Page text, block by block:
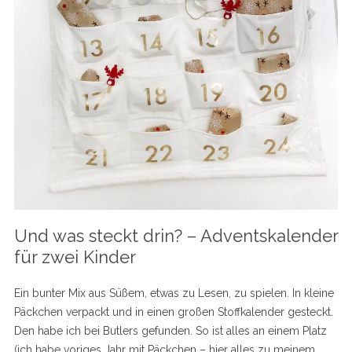
Und was steckt drin? – Adventskalender
für zwei Kinder
Ein bunter Mix aus Süßem, etwas zu Lesen, zu spielen. In kleine
Päckchen verpackt und in einen großen Stoffkalender gesteckt.
Den habe ich bei Butlers gefunden. So ist alles an einem Platz
(ich habe voriges Jahr mit Päckchen – hier alles zu meinem